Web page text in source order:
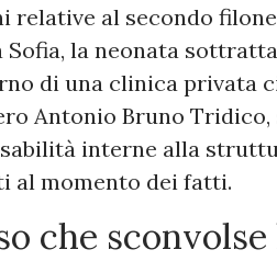
relative al secondo
Sofia, la neonata
di una clinica privata
Antonio Bruno
interne alla
al momento dei fatti.
che